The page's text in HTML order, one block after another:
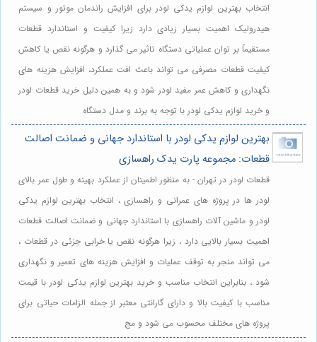
انتخاب بهترین لوازم یدکی لودر برای افزایش راندمان موتور و سیستم
هیدرولیک اهمیت بسیار زیادی دارد زیرا کیفیت و استاندارد قطعات
مستقیماً بر توان عملیاتی دستگاه تاثیر می گذارد و هرگونه نقص یا کاهش
کیفیت قطعات مصرفی می تواند باعث افت عملکرد، افزایش هزینه های
نگهداری و کاهش عمر مفید لودر شود و به همین دلیل خرید قطعات لودر
و خرید لوازم یدکی لودر با توجه به برند و مدل دستگاه
بهترین لوازم یدکی لودر با استاندارد جهانی و ضمانت اصالت
قطعات: مجموعه پارت یدک راهسازی
قطعات لودر در تهران - به منظور اطمینان از عملکرد بهینه و طول عمر بالای
لودر ها در پروژه های عمرانی و راهسازی ، انتخاب بهترین لوازم یدکی
لودر و ماشین آلات راهسازی با استاندارد جهانی و ضمانت اصالت قطعات
اهمیت بسیار بالایی دارد ، زیرا هرگونه نقص یا خرابی جزئی در قطعات ،
می تواند منجر به توقف عملیات و افزایش هزینه های تعمیر و نگهداری
شود ، بنابراین انتخاب مناسب و خرید بهترین لوازم یدکی لودر با قیمت
مناسب با کیفیت بالا و دارای گارانتی معتبر از جمله الزامات حیاتی برای
پروژه های مختلف محسوب می شود و مج